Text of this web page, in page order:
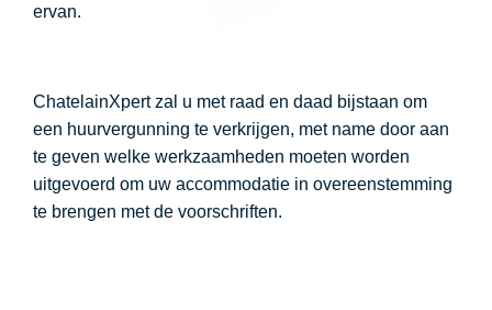
ervan.
ChatelainXpert zal u met raad en daad bijstaan om
een huurvergunning te verkrijgen, met name door aan
te geven welke werkzaamheden moeten worden
uitgevoerd om uw accommodatie in overeenstemming
te brengen met de voorschriften.